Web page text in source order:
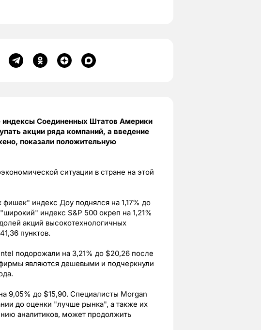
индексы Соединенных Штатов Америки
акции ряда компаний, а введение
показали положительную
ситуации в стране на этой
индекс Доу поднялся на 1,17% до
индекс S&P 500 окреп на 1,21%
акций высокотехнологичных
пунктов.
подорожали на 3,21% до $20,26 после
являются дешевыми и подчеркнули
9,05% до $15,90. Специалисты Morgan
до оценки "лучше рынка", а также их
аналитиков, может продолжить